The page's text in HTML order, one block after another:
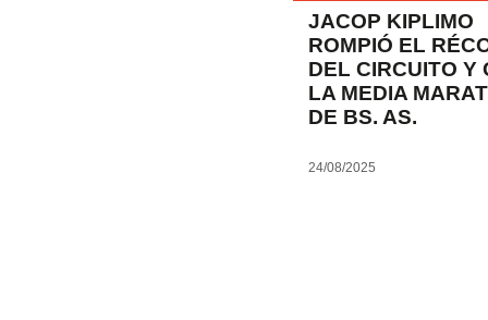
JACOP KIPLIMO
ROMPIÓ EL
DEL CIRCUITO Y
LA MEDIA
DE BS. AS.
24/08/2025